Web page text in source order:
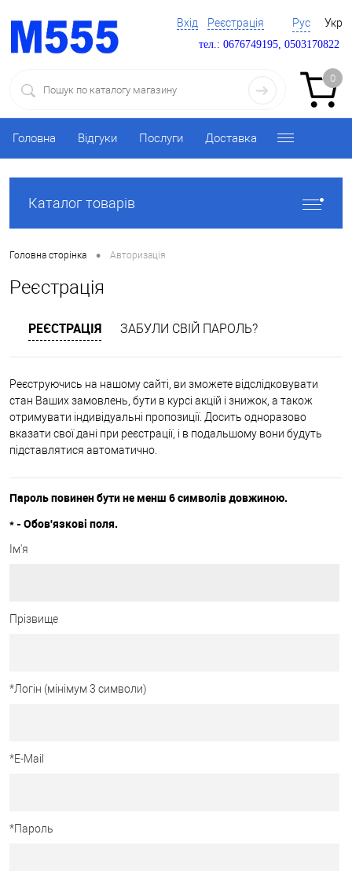
Вхід Реєстрація Рус Укр
тел.: 0676749195, 0503170822
0
Головна Відгуки Послуги Доставка
Каталог товарів
Головна сторінка • Авторизація
Реєстрація
РЕЄСТРАЦІЯ ЗАБУЛИ СВІЙ ПАРОЛЬ?
Реєструючись на нашому сайті, ви зможете відслідковувати
стан Ваших замовлень, бути в курсі акцій і знижок, а також
отримувати індивідуальні пропозиції. Досить одноразово
вказати свої дані при реєстрації, і в подальшому вони будуть
підставлятися автоматично.
Пароль повинен бути не менш 6 символів довжиною.
* - Обов'язкові поля.
Ім'я
Прізвище
*Логін (мінімум 3 символи)
*E-Mail
*Пароль